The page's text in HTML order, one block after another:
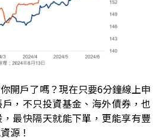
開戶了嗎？現在只要6分鐘線上申
，不只投資基金、海外債券，也
最快隔天就能下單，更能享有豐
源！